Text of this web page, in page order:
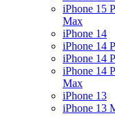
iPhone 15
Max
iPhone 14
iPhone 14
iPhone 14
iPhone 14
Max
iPhone 13
iPhone 13